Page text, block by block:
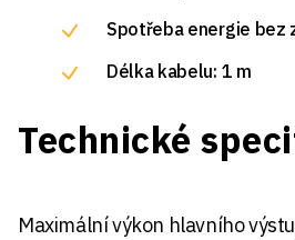
Spotřeba energie bez
Délka kabelu: 1 m
Technické
Maximální výkon hlavního